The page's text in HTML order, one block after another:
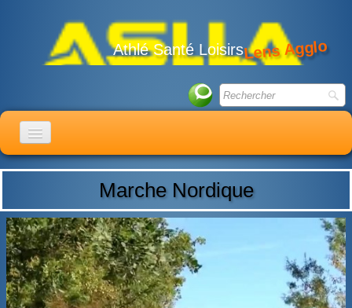
Athlé Santé LoisirsLens Agglo
ACCUEIL
ACTIVITÉS
ACTUALITÉS
CALENDRIER
Marche Nordique